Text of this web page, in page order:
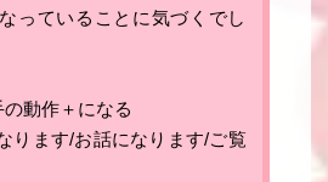
っていることに気づくでし
動作＋になる
ます/お話になります/ご覧